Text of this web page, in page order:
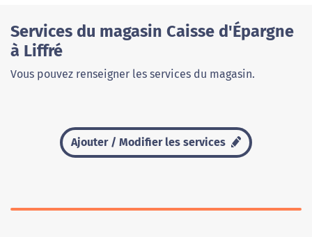
Services du magasin Caisse d'Épargne
à Liffré
Vous pouvez renseigner les services du magasin.
Ajouter / Modifier les services